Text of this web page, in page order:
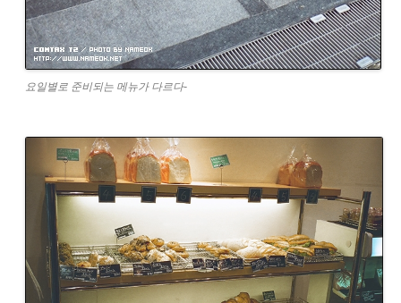
요일별로 준비되는 메뉴가 다르다-